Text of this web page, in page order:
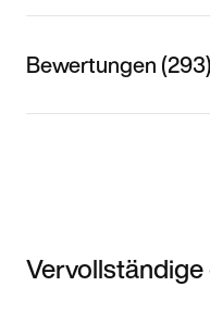
Bewertungen (293)